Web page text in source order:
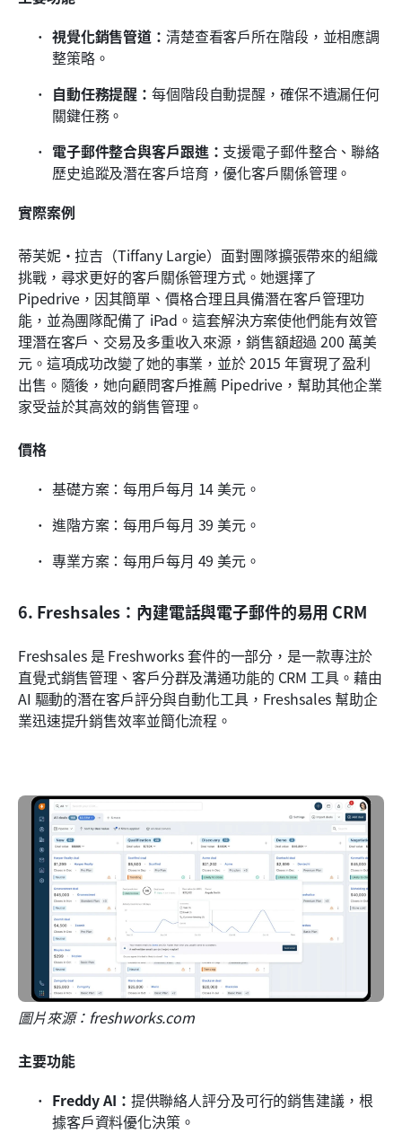
視覺化銷售管道： 清楚查看客戶所在階段，並相應調
整策略。
自動任務提醒：每個階段自動提醒，確保不遺漏任何
關鍵任務。
電子郵件整合與客戶跟進： 支援電子郵件整合、聯絡
歷史追蹤及潛在客戶培育，優化客戶關係管理。
實際案例
蒂芙妮·拉吉（Tiffany Largie）面對團隊擴張帶來的組織
挑戰，尋求更好的客戶關係管理方式。她選擇了
Pipedrive，因其簡單、價格合理且具備潛在客戶管理功
能，並為團隊配備了 iPad。這套解決方案使他們能有效管
理潛在客戶、交易及多重收入來源，銷售額超過 200 萬美
元。這項成功改變了她的事業，並於 2015 年實現了盈利
出售。隨後，她向顧問客戶推薦 Pipedrive，幫助其他企業
家受益於其高效的銷售管理。
價格
基礎方案：每用戶每月 14 美元。
進階方案：每用戶每月 39 美元。
專業方案：每用戶每月 49 美元。
6. Freshsales：內建電話與電子郵件的易用 CRM
Freshsales 是 Freshworks 套件的一部分，是一款專注於
直覺式銷售管理、客戶分群及溝通功能的 CRM 工具。藉由
AI 驅動的潛在客戶評分與自動化工具，Freshsales 幫助企
業迅速提升銷售效率並簡化流程。
圖片來源：freshworks.com
主要功能
Freddy AI： 提供聯絡人評分及可行的銷售建議，根
據客戶資料優化決策。